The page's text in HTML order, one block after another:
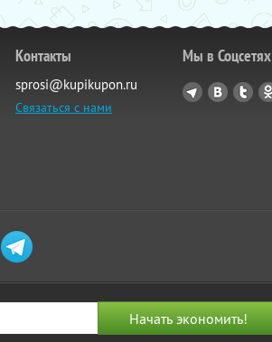
Контакты
sprosi@kupikupon.ru
Связаться с нами
Мы в Соцсетях